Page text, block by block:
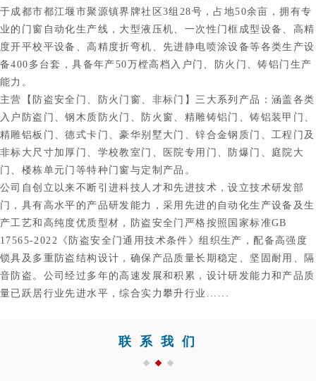
于成都市都江堰市聚源镇界牌社区3组28号，占地50余亩，拥有专
业的门窗自动化生产线，大型液压机、一次性门框成型设备、高精
度开平校平设备、高精度折弯机、先进静电喷涂设备等各类生产设
备400多台套，具备年产50万樘高档入户门、防火门、铸铝门生产
能力。
主营【防盗安全门、防火门窗、非标门】三大系列产品：涵盖各类
入户防盗门、钢木质防火门、防火窗、精雕铸铝门、铸铝装甲门、
精雕铝板门、德式卡门、豪华别墅大门、锌合金钢质门、工程门及
非标大尺寸加厚门、学校教室门、医院专用门、防爆门、庭院大
门、楼栋单元门等特种门窗与定制产品。
公司自创立以来不断引进科技人才和先进技术，设立技术研发部
门，具有高水平的产品研发能力，采用先进的自动化生产设备及生
产工艺和高纯度优质型材，防盗安全门严格按照国家标准GB
17565-2022《防盗安全门通用技术条件》组织生产，配备高强度
锁具及多重防盗结构设计，确保产品质量长期稳定、坚固耐用、隔
音防盗。公司经过多年的高速发展和积累，设计研发能力和产品质
量已跃居行业先进水平，综合实力攀升行业......
联系我们